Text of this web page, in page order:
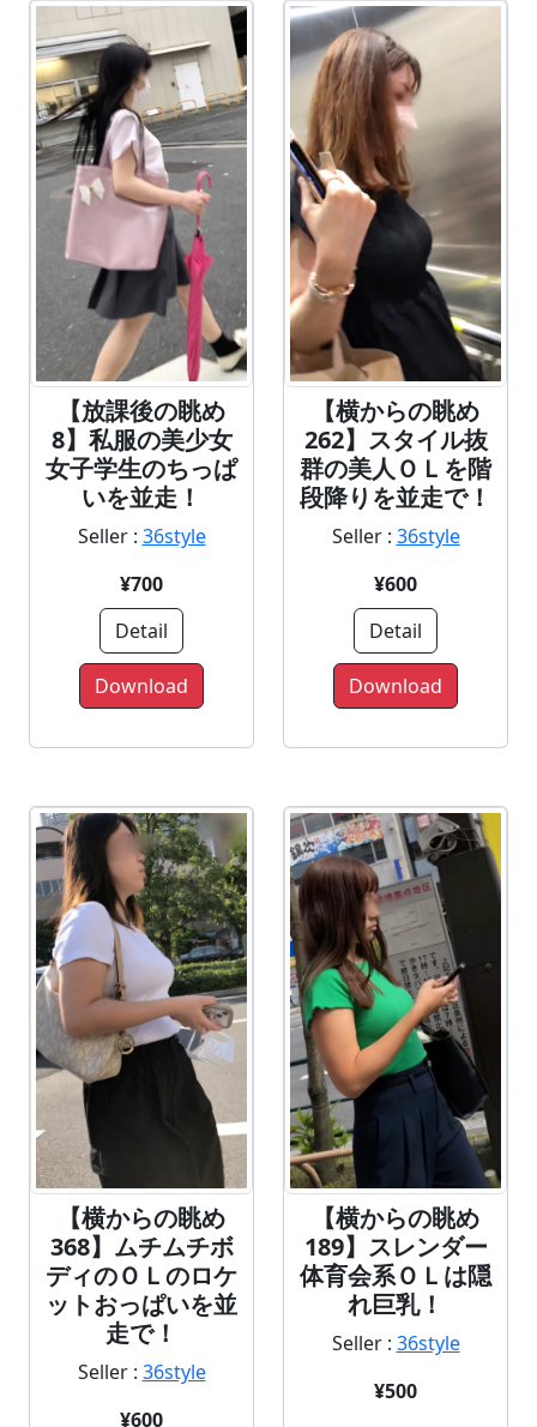
【放課後の眺め
8】私服の美少女
女子学生のちっぱ
いを並走！
Seller : 36style
¥700
Detail
Download
【横からの眺め
262】スタイル抜
群の美人ＯＬを階
段降りを並走で！
Seller : 36style
¥600
Detail
Download
【横からの眺め
368】ムチムチボ
ディのＯＬのロケ
ットおっぱいを並
走で！
Seller : 36style
¥600
【横からの眺め
189】スレンダー
体育会系ＯＬは隠
れ巨乳！
Seller : 36style
¥500